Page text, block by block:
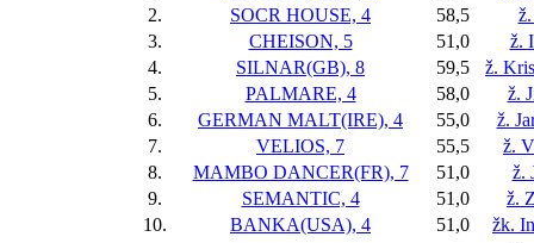
2.
SOCR HOUSE, 4 58,5
3.
CHEISON, 5 51,0
ž.
4.
SILNAR(GB), 8 59,5
ž.
5.
PALMARE, 4 58,0
ž.
6.
GERMAN MALT(IRE), 4 55,0
ž.
7.
VELIOS, 7 55,5
ž.
8.
MAMBO DANCER(FR), 7 51,0
ž.
9.
SEMANTIC, 4 51,0
ž.
10.
BANKA(USA), 4 51,0
žk.